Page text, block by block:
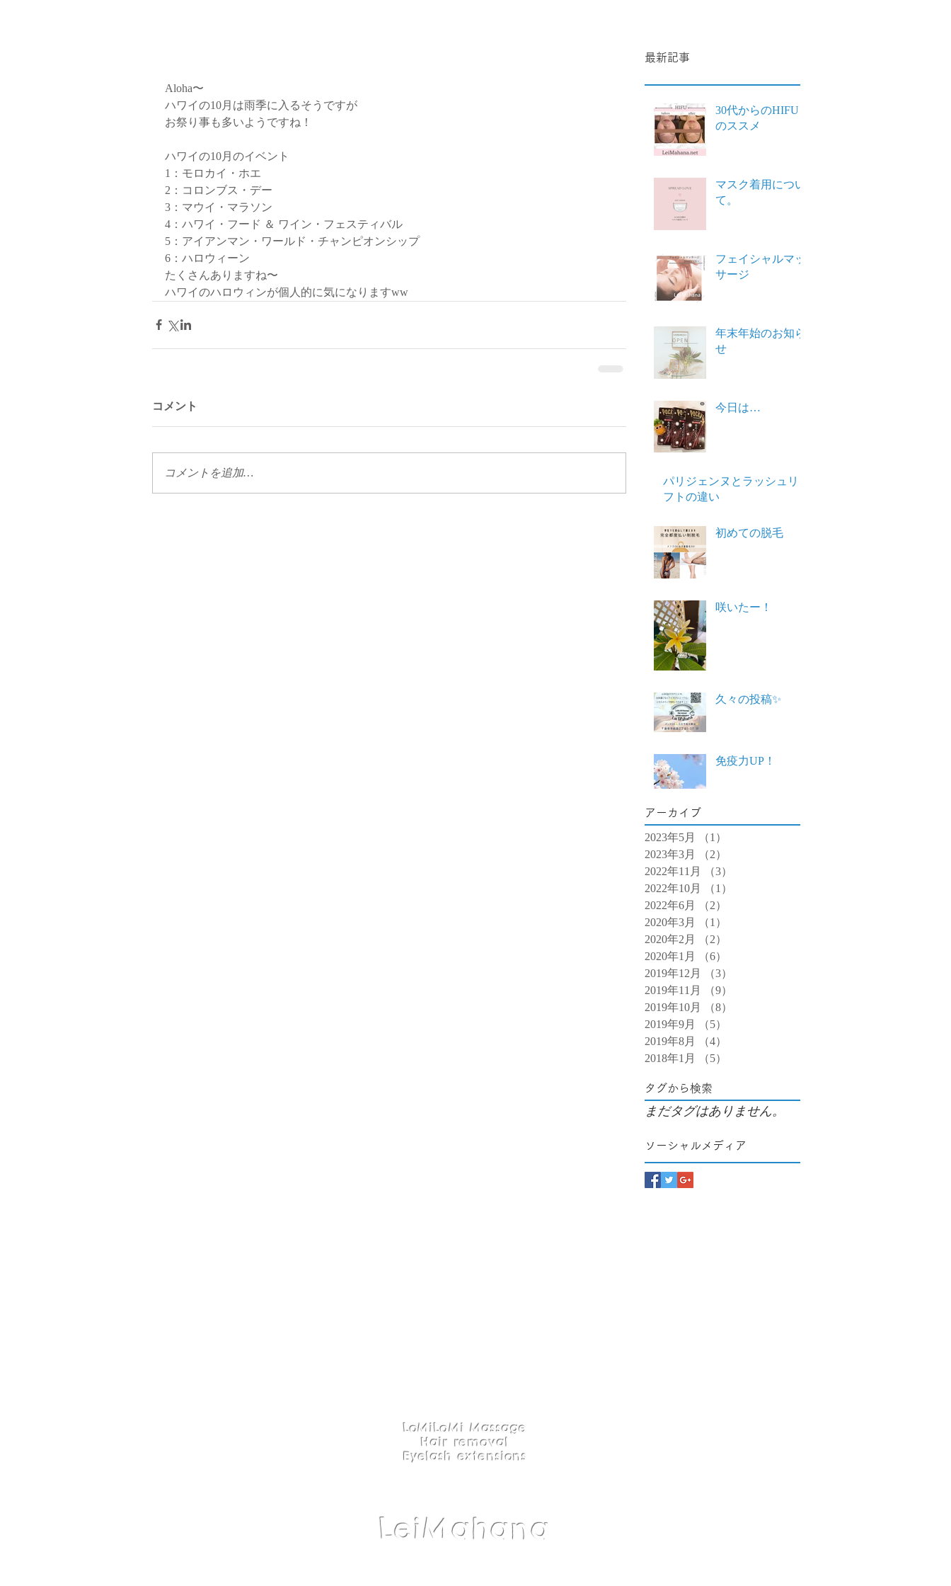
Aloha〜
ハワイの10月は雨季に入るそうですが
お祭り事も多いようですね！
ハワイの10月のイベント
1：モロカイ・ホエ
2：コロンブス・デー
3：マウイ・マラソン
4：ハワイ・フード ＆ ワイン・フェスティバル
5：アイアンマン・ワールド・チャンピオンシップ
6：ハロウィーン
たくさんありますね〜
ハワイのハロウィンが個人的に気になりますww
コメント
コメントを追加…
最新記事
30代からのHIFU
のススメ
マスク着用につい
て。
フェイシャルマッ
サージ
年末年始のお知ら
せ
今日は…
パリジェンヌとラッシュリ
フトの違い
初めての脱毛
咲いたー！
久々の投稿✨
免疫力UP！
アーカイブ
2023年5月 （1）
2023年3月
（2）
2022年11月
（3）
2022年10月
（1）
2022年6月
（2）
2020年3月
（1）
2020年2月
（2）
2020年1月
（6）
2019年12月
（3）
2019年11月
（9）
2019年10月
（8）
2019年9月
（5）
2019年8月
（4）
2018年1月
（5）
タグから検索
まだタグはありません。
ソーシャルメディア
LoMiLoMi Massage
Hair removal
Eyelash extensions
LeiMahana